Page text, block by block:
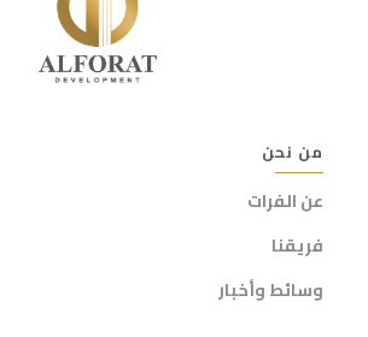
من نحن
عن الفرات
فريقنا
وسائط وأخبار